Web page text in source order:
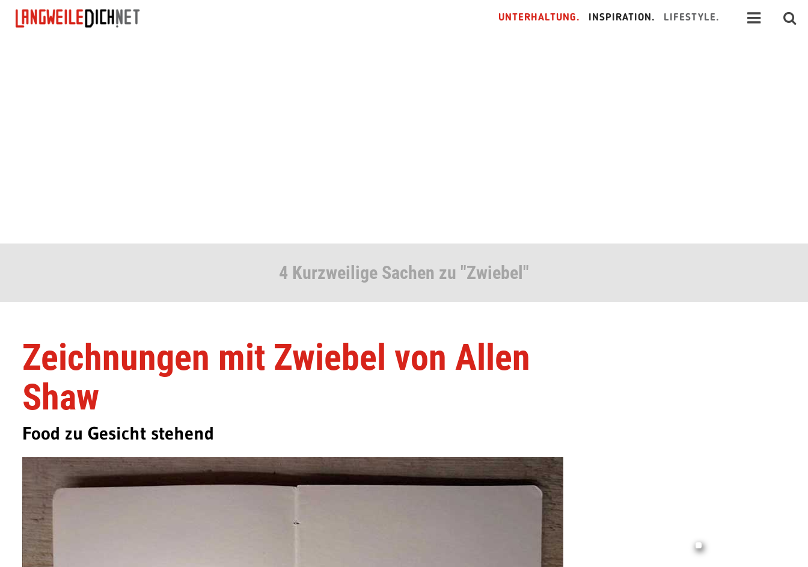
UNTERHALTUNG. INSPIRATION. LIFESTYLE.
4 Kurzweilige Sachen zu "Zwiebel"
Zeichnungen mit Zwiebel von Allen
Shaw
Food zu Gesicht stehend